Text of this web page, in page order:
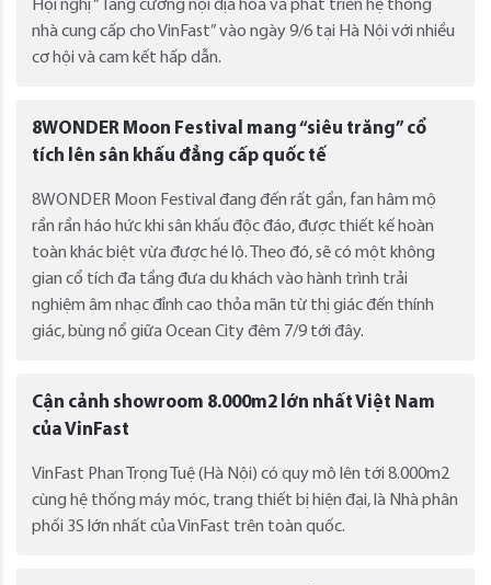
Hội nghị “Tăng cường nội địa hóa và phát triển hệ thống
nhà cung cấp cho VinFast” vào ngày 9/6 tại Hà Nội với nhiều
cơ hội và cam kết hấp dẫn.
8WONDER Moon Festival mang “siêu trăng” cổ
tích lên sân khấu đẳng cấp quốc tế
8WONDER Moon Festival đang đến rất gần, fan hâm mộ
rần rần háo hức khi sân khấu độc đáo, được thiết kế hoàn
toàn khác biệt vừa được hé lộ. Theo đó, sẽ có một không
gian cổ tích đa tầng đưa du khách vào hành trình trải
nghiệm âm nhạc đỉnh cao thỏa mãn từ thị giác đến thính
giác, bùng nổ giữa Ocean City đêm 7/9 tới đây.
Cận cảnh showroom 8.000m2 lớn nhất Việt Nam
của VinFast
VinFast Phan Trọng Tuệ (Hà Nội) có quy mô lên tới 8.000m2
cùng hệ thống máy móc, trang thiết bị hiện đại, là Nhà phân
phối 3S lớn nhất của VinFast trên toàn quốc.